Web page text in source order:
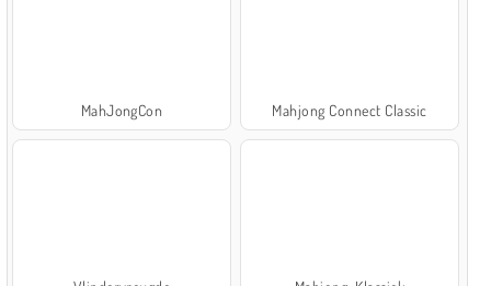
MahJongCon Mahjong Connect Classic